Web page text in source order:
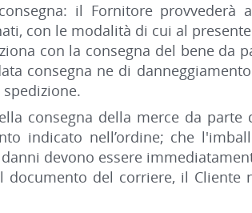
il Fornitore provvederà
con le modalità di cui al
con la consegna del bene da
consegna ne di
consegna della merce da
indicato nell’ordine; che
devono essere
documento del corriere, il Cliente